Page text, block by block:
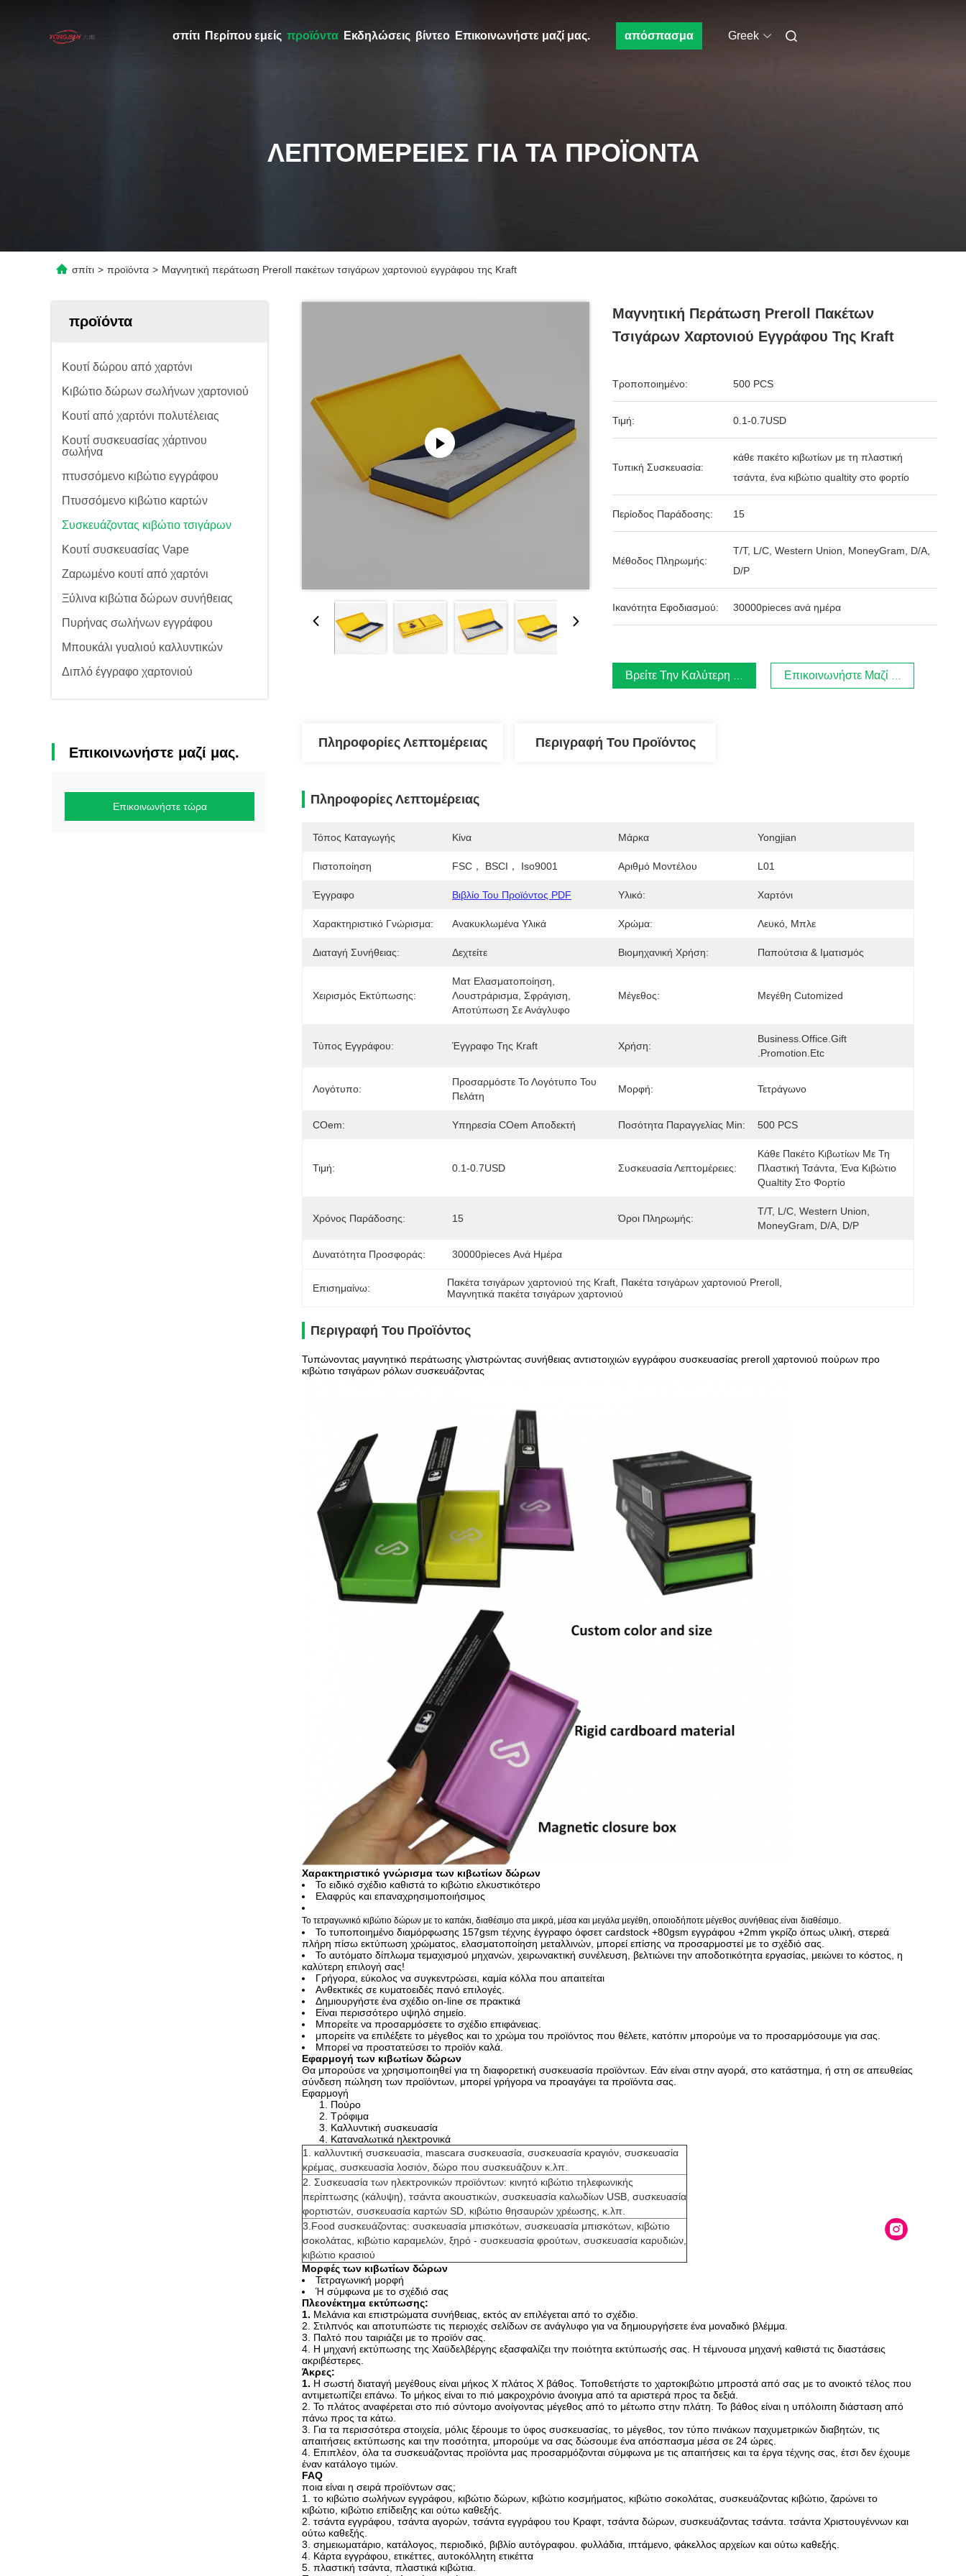
σπίτι Περίπου εμείς προϊόντα Εκδηλώσεις βίντεο Επικοινωνήστε μαζί μας. απόσπασμα Greek
ΛΕΠΤΟΜΈΡΕΙΕΣ ΓΙΑ ΤΑ ΠΡΟΪΌΝΤΑ
σπίτι > προϊόντα > Μαγνητική περάτωση Preroll πακέτων τσιγάρων χαρτονιού εγγράφου της Kraft
προϊόντα
Κουτί δώρου από χαρτόνι
Κιβώτιο δώρων σωλήνων χαρτονιού
Κουτί από χαρτόνι πολυτέλειας
Κουτί συσκευασίας χάρτινου
σωλήνα
πτυσσόμενο κιβώτιο εγγράφου
Πτυσσόμενο κιβώτιο καρτών
Συσκευάζοντας κιβώτιο τσιγάρων
Κουτί συσκευασίας Vape
Ζαρωμένο κουτί από χαρτόνι
Ξύλινα κιβώτια δώρων συνήθειας
Πυρήνας σωλήνων εγγράφου
Μπουκάλι γυαλιού καλλυντικών
Διπλό έγγραφο χαρτονιού
Επικοινωνήστε μαζί μας.
Επικοινωνήστε τώρα
Μαγνητική Περάτωση Preroll Πακέτων
Τσιγάρων Χαρτονιού Εγγράφου Της Kraft
Τροποποιημένο: 500 PCS
Τιμή: 0.1-0.7USD
Τυπική Συσκευασία:
κάθε πακέτο κιβωτίων με τη πλαστική
τσάντα, ένα κιβώτιο qualtity στο φορτίο
Περίοδος Παράδοσης: 15
Μέθοδος Πληρωμής:
T/T, L/C, Western Union, MoneyGram, D/A,
D/P
Ικανότητα Εφοδιασμού: 30000pieces ανά ημέρα
Βρείτε Την Καλύτερη Τιμή Επικοινωνήστε Μαζί Μας.
Πληροφορίες Λεπτομέρειας Περιγραφή Του Προϊόντος
Πληροφορίες Λεπτομέρειας
Τόπος Καταγωγής Κίνα Μάρκα Yongjian
Πιστοποίηση FSC， BSCI， Iso9001 Αριθμό Μοντέλου L01
Έγγραφο Βιβλίο Του Προϊόντος PDF Υλικό: Χαρτόνι
Χαρακτηριστικό Γνώρισμα: Ανακυκλωμένα Υλικά Χρώμα: Λευκό, Μπλε
Διαταγή Συνήθειας: Δεχτείτε Βιομηχανική Χρήση: Παπούτσια & Ιματισμός
Χειρισμός Εκτύπωσης:
Ματ Ελασματοποίηση,
Λουστράρισμα, Σφράγιση,
Αποτύπωση Σε Ανάγλυφο
Μέγεθος: Μεγέθη Cutomized
Τύπος Εγγράφου: Έγγραφο Της Kraft Χρήση:
Business.office.gift
.promotion.etc
Λογότυπο:
Προσαρμόστε Το Λογότυπο Του
Πελάτη
Μορφή: Τετράγωνο
COem: Υπηρεσία COem Αποδεκτή Ποσότητα Παραγγελίας Min: 500 PCS
Τιμή: 0.1-0.7USD Συσκευασία Λεπτομέρειες:
Κάθε Πακέτο Κιβωτίων Με Τη
Πλαστική Τσάντα, Ένα Κιβώτιο
Qualtity Στο Φορτίο
Χρόνος Παράδοσης: 15 Όροι Πληρωμής:
T/T, L/C, Western Union,
MoneyGram, D/A, D/P
Δυνατότητα Προσφοράς: 30000pieces Ανά Ημέρα
Επισημαίνω: Πακέτα τσιγάρων χαρτονιού της Kraft Πακέτα τσιγάρων χαρτονιού Preroll
Μαγνητικά πακέτα τσιγάρων χαρτονιού
Περιγραφή Του Προϊόντος
Τυπώνοντας μαγνητικό περάτωσης γλιστρώντας συνήθειας αντιστοιχιών εγγράφου συσκευασίας preroll χαρτονιού πούρων προ
κιβώτιο τσιγάρων ρόλων συσκευάζοντας
Χαρακτηριστικό γνώρισμα των κιβωτίων δώρων
Το ειδικό σχέδιο καθιστά το κιβώτιο ελκυστικότερο
Ελαφρύς και επαναχρησιμοποιήσιμος
Το τετραγωνικό κιβώτιο δώρων με το καπάκι, διαθέσιμο στα μικρά, μέσα και μεγάλα μεγέθη, οποιοδήποτε μέγεθος συνήθειας είναι διαθέσιμο.
Το τυποποιημένο διαμόρφωσης 157gsm τέχνης έγγραφο όφσετ cardstock +80gsm εγγράφου +2mm γκρίζο όπως υλική, στερεά
πλήρη πίσω εκτύπωση χρώματος, ελασματοποίηση μεταλλινών, μπορεί επίσης να προσαρμοστεί με το σχέδιό σας.
Το αυτόματο δίπλωμα τεμαχισμού μηχανών, χειρωνακτική συνέλευση, βελτιώνει την αποδοτικότητα εργασίας, μειώνει το κόστος, η
καλύτερη επιλογή σας!
Γρήγορα, εύκολος να συγκεντρώσει, καμία κόλλα που απαιτείται
Ανθεκτικές σε κυματοειδές πανό επιλογές.
Δημιουργήστε ένα σχέδιο on-line σε πρακτικά
Είναι περισσότερο υψηλό σημείο.
Μπορείτε να προσαρμόσετε το σχέδιο επιφάνειας.
μπορείτε να επιλέξετε το μέγεθος και το χρώμα του προϊόντος που θέλετε, κατόπιν μπορούμε να το προσαρμόσουμε για σας.
Μπορεί να προστατεύσει το προϊόν καλά.
Εφαρμογή των κιβωτίων δώρων
Θα μπορούσε να χρησιμοποιηθεί για τη διαφορετική συσκευασία προϊόντων. Εάν είναι στην αγορά, στο κατάστημα, ή στη σε απευθείας
σύνδεση πώληση των προϊόντων, μπορεί γρήγορα να προαγάγει τα προϊόντα σας.
Εφαρμογή
1. Πούρο
2. Τρόφιμα
3. Καλλυντική συσκευασία
4. Καταναλωτικά ηλεκτρονικά
1. καλλυντική συσκευασία, mascara συσκευασία, συσκευασία κραγιόν, συσκευασία
κρέμας, συσκευασία λοσιόν, δώρο που συσκευάζουν κ.λπ.
2. Συσκευασία των ηλεκτρονικών προϊόντων: κινητό κιβώτιο τηλεφωνικής
περίπτωσης (κάλυψη), τσάντα ακουστικών, συσκευασία καλωδίων USB, συσκευασία
φορτιστών, συσκευασία καρτών SD, κιβώτιο θησαυρών χρέωσης, κ.λπ.
3.Food συσκευάζοντας: συσκευασία μπισκότων, συσκευασία μπισκότων, κιβώτιο
σοκολάτας, κιβώτιο καραμελών, ξηρό - συσκευασία φρούτων, συσκευασία καρυδιών,
κιβώτιο κρασιού
Μορφές των κιβωτίων δώρων
Τετραγωνική μορφή
Ή σύμφωνα με το σχέδιό σας
Πλεονέκτημα εκτύπωσης:
1. Μελάνια και επιστρώματα συνήθειας, εκτός αν επιλέγεται από το σχέδιο.
2. Στιλπνός και αποτυπώστε τις περιοχές σελίδων σε ανάγλυφο για να δημιουργήσετε ένα μοναδικό βλέμμα.
3. Παλτό που ταιριάζει με το προϊόν σας.
4. Η μηχανή εκτύπωσης της Χαϋδελβέργης εξασφαλίζει την ποιότητα εκτύπωσής σας. Η τέμνουσα μηχανή καθιστά τις διαστάσεις
ακριβέστερες.
Άκρες:
1. Η σωστή διαταγή μεγέθους είναι μήκος Χ πλάτος Χ βάθος. Τοποθετήστε το χαρτοκιβώτιο μπροστά από σας με το ανοικτό τέλος που
αντιμετωπίζει επάνω. Το μήκος είναι το πιό μακροχρόνιο άνοιγμα από τα αριστερά προς τα δεξιά.
2. Το πλάτος αναφέρεται στο πιό σύντομο ανοίγοντας μέγεθος από το μέτωπο στην πλάτη. Το βάθος είναι η υπόλοιπη διάσταση από
πάνω προς τα κάτω.
3. Για τα περισσότερα στοιχεία, μόλις ξέρουμε το ύφος συσκευασίας, το μέγεθος, τον τύπο πινάκων παχυμετρικών διαβητών, τις
απαιτήσεις εκτύπωσης και την ποσότητα, μπορούμε να σας δώσουμε ένα απόσπασμα μέσα σε 24 ώρες.
4. Επιπλέον, όλα τα συσκευάζοντας προϊόντα μας προσαρμόζονται σύμφωνα με τις απαιτήσεις και τα έργα τέχνης σας, έτσι δεν έχουμε
έναν κατάλογο τιμών.
FAQ
ποια είναι η σειρά προϊόντων σας;
1. το κιβώτιο σωλήνων εγγράφου, κιβώτιο δώρων, κιβώτιο κοσμήματος, κιβώτιο σοκολάτας, συσκευάζοντας κιβώτιο, ζαρώνει το
κιβώτιο, κιβώτιο επίδειξης και ούτω καθεξής.
2. τσάντα εγγράφου, τσάντα αγορών, τσάντα εγγράφου του Κραφτ, τσάντα δώρων, συσκευάζοντας τσάντα. τσάντα Χριστουγέννων και
ούτω καθεξής.
3. σημειωματάριο, κατάλογος, περιοδικό, βιβλίο αυτόγραφου. φυλλάδια, ιπτάμενο, φάκελλος αρχείων και ούτω καθεξής.
4. Κάρτα εγγράφου, ετικέττες, αυτοκόλλητη ετικέττα
5. πλαστική τσάντα, πλαστικά κιβώτια.